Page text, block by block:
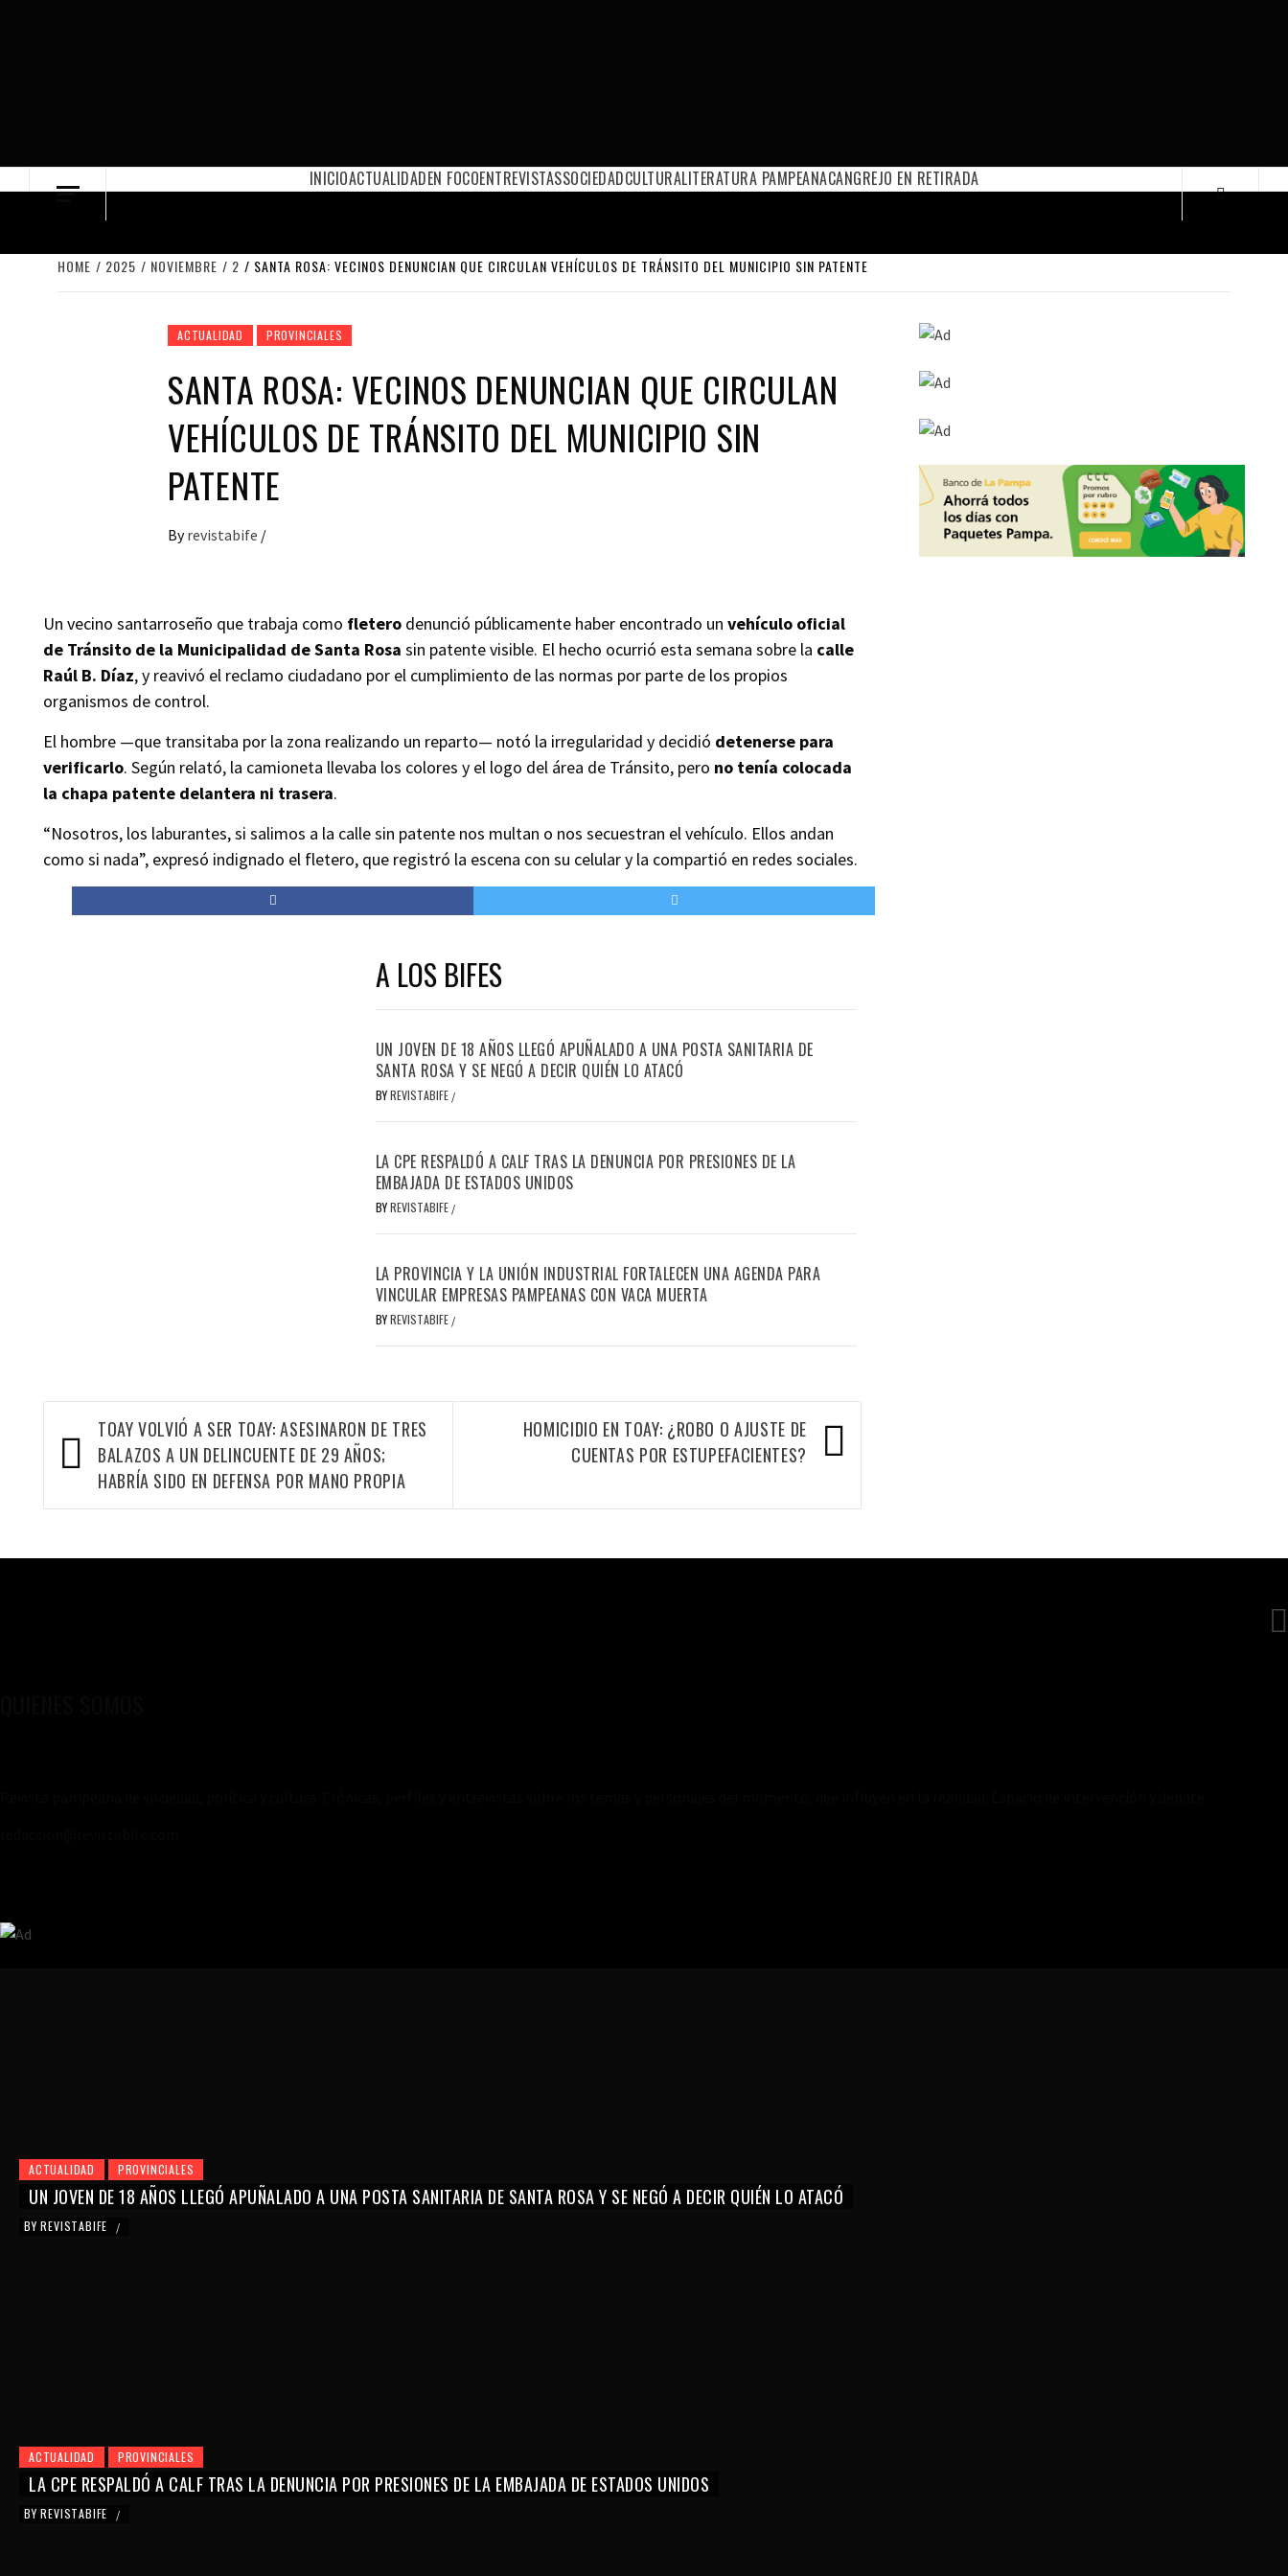
INICIOACTUALIDADEN FOCOENTREVISTASSOCIEDADCULTURALITERATURA PAMPEANACANGREJO EN RETIRADA
HOME 2025 NOVIEMBRE 2 SANTA ROSA: VECINOS DENUNCIAN QUE CIRCULAN VEHÍCULOS DE TRÁNSITO DEL MUNICIPIO SIN PATENTE
ACTUALIDAD PROVINCIALES
SANTA ROSA: VECINOS DENUNCIAN QUE CIRCULAN
VEHÍCULOS DE TRÁNSITO DEL MUNICIPIO SIN
PATENTE
By revistabife /
Un vecino santarroseño que trabaja como fletero denunció públicamente haber encontrado un vehículo oficial
de Tránsito de la Municipalidad de Santa Rosa sin patente visible. El hecho ocurrió esta semana sobre la calle
Raúl B. Díaz, y reavivó el reclamo ciudadano por el cumplimiento de las normas por parte de los propios
organismos de control.
El hombre —que transitaba por la zona realizando un reparto— notó la irregularidad y decidió detenerse para
verificarlo. Según relató, la camioneta llevaba los colores y el logo del área de Tránsito, pero no tenía colocada
la chapa patente delantera ni trasera.
“Nosotros, los laburantes, si salimos a la calle sin patente nos multan o nos secuestran el vehículo. Ellos andan
como si nada”, expresó indignado el fletero, que registró la escena con su celular y la compartió en redes sociales.
A LOS BIFES
UN JOVEN DE 18 AÑOS LLEGÓ APUÑALADO A UNA POSTA SANITARIA DE
SANTA ROSA Y SE NEGÓ A DECIR QUIÉN LO ATACÓ
BY REVISTABIFE /
LA CPE RESPALDÓ A CALF TRAS LA DENUNCIA POR PRESIONES DE LA
EMBAJADA DE ESTADOS UNIDOS
BY REVISTABIFE /
LA PROVINCIA Y LA UNIÓN INDUSTRIAL FORTALECEN UNA AGENDA PARA
VINCULAR EMPRESAS PAMPEANAS CON VACA MUERTA
BY REVISTABIFE /
Navegación
de
entradas
TOAY VOLVIÓ A SER TOAY: ASESINARON DE TRES
BALAZOS A UN DELINCUENTE DE 29 AÑOS;
HABRÍA SIDO EN DEFENSA POR MANO PROPIA
HOMICIDIO EN TOAY: ¿ROBO O AJUSTE DE
CUENTAS POR ESTUPEFACIENTES?
ACTUALIDAD PROVINCIALES
UN JOVEN DE 18 AÑOS LLEGÓ APUÑALADO A UNA POSTA SANITARIA DE SANTA ROSA Y SE NEGÓ A DECIR QUIÉN LO ATACÓ
BY REVISTABIFE /
ACTUALIDAD PROVINCIALES
LA CPE RESPALDÓ A CALF TRAS LA DENUNCIA POR PRESIONES DE LA EMBAJADA DE ESTADOS UNIDOS
BY REVISTABIFE /